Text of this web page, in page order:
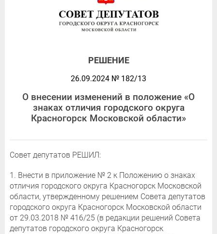
РЕШЕНИЕ
26.09.2024 № 182/13
О внесении изменений в положение «О
знаках отличия городского округа
Красногорск Московской области»
Совет депутатов РЕШИЛ:
1. Внести в приложение № 2 к Положению о знаках
отличия городского округа Красногорск Московской
области, утвержденному решением Совета депутатов
городского округа Красногорск Московской области
от 29.03.2018 № 416/25 (в редакции решений Совета
депутатов городского округа Красногорск